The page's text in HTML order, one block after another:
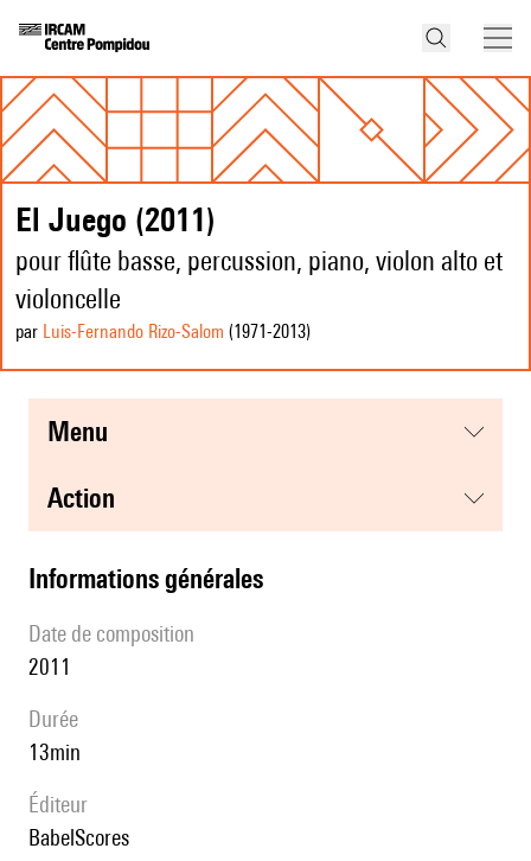
El Juego (2011)
pour flûte basse, percussion, piano, violon alto et
violoncelle
par Luis-Fernando Rizo-Salom (1971-2013)
menu
action
informations générales
date de composition
2011
durée
13min
éditeur
BabelScores